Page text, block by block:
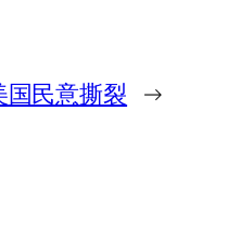
民意撕裂 →